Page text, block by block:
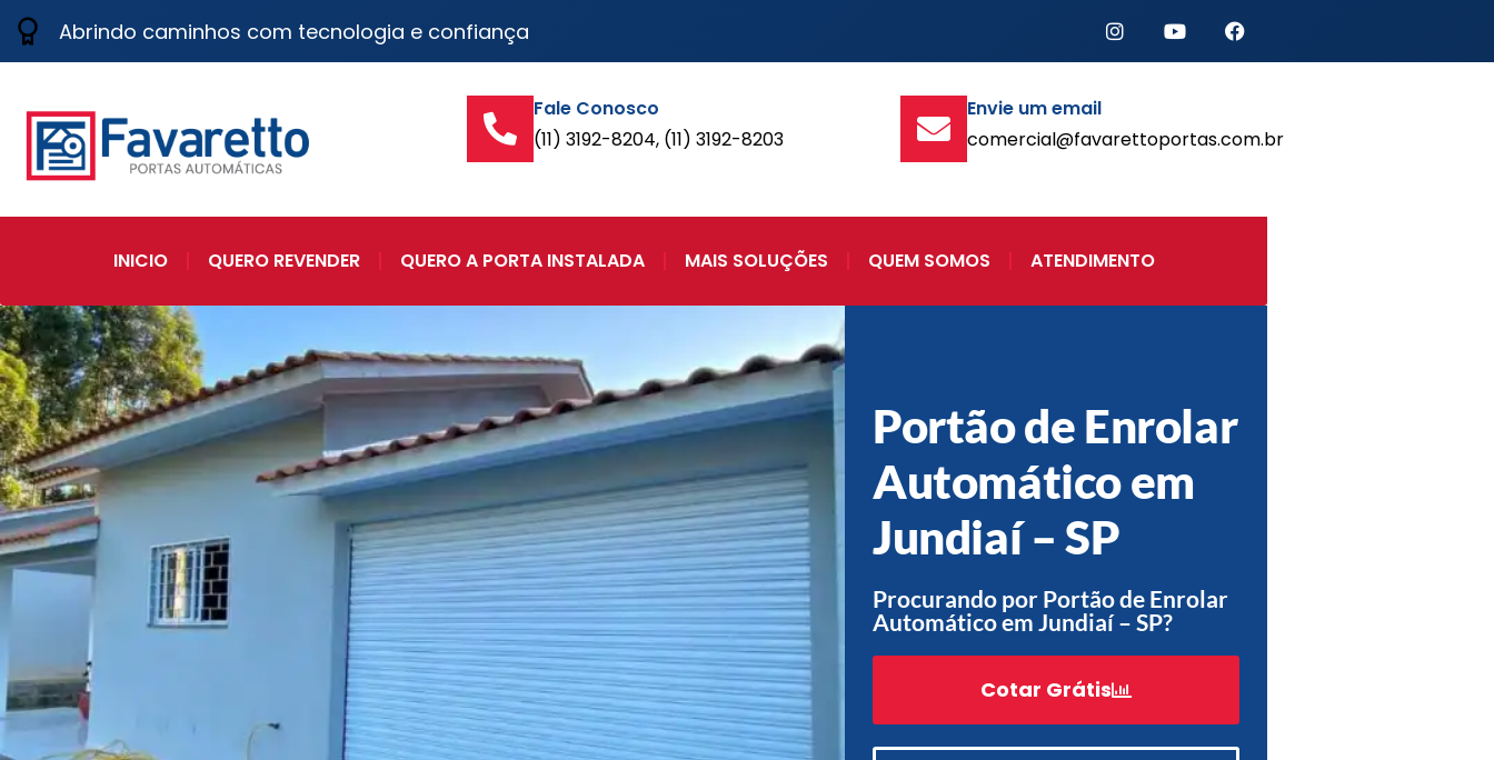
Abrindo caminhos com tecnologia e confiança
Fale Conosco
(11) 3192-8204, (11) 3192-8203
Envie um email
comercial@favarettoportas.com.br
INICIO QUERO REVENDER QUERO A PORTA INSTALADA MAIS SOLUÇÕES QUEM SOMOS ATENDIMENTO
Portão de Enrolar
Automático em
Jundiaí – SP
Procurando por Portão de Enrolar
Automático em Jundiaí – SP?
Cotar Grátis